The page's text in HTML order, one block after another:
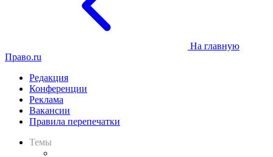
На главную
Право.ru
Редакция
Конференции
Реклама
Вакансии
Правила перепечатки
Темы